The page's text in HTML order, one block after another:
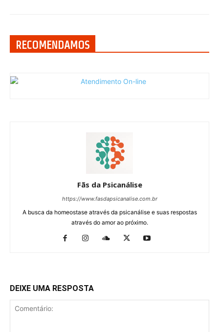
RECOMENDAMOS
Fãs da Psicanálise
https://www.fasdapsicanalise.com.br
A busca da homeostase através da psicanálise e suas respostas
através do amor ao próximo.
DEIXE UMA RESPOSTA